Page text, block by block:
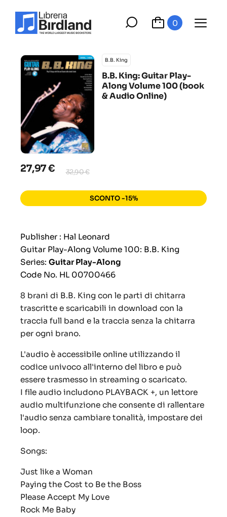
0
B.B. King
B.B. King: Guitar Play-
Along Volume 100 (book
& Audio Online)
27,97 € 32,90 €
SCONTO -15%
Publisher : Hal Leonard
Guitar Play-Along Volume 100: B.B. King
Series: Guitar Play-Along
Code No. HL 00700466
8 brani di B.B. King con le parti di chitarra
trascritte e scaricabili in download con la
traccia full band e la traccia senza la chitarra
per ogni brano.
L'audio è accessibile online utilizzando il
codice univoco all'interno del libro e può
essere trasmesso in streaming o scaricato.
I file audio includono PLAYBACK +, un lettore
audio multifunzione che consente di rallentare
l'audio senza cambiare tonalità, impostare dei
loop.
Songs:
Just like a Woman
Paying the Cost to Be the Boss
Please Accept My Love
Rock Me Baby